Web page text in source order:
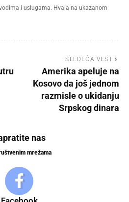
i uslugama. Hvala na ukazanom
SLEDEĆA VEST
Amerika apeluje na
Kosovo da još jednom
razmisle o ukidanju
Srpskog dinara
nas
mrežama